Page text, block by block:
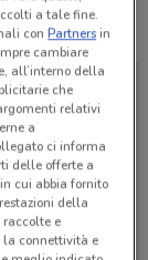
a tale fine.
conPartnersin
cambiare
all’interno della
che
relativi
a
ci informa
delle offerte a
cui abbia fornito
della
raccolte e
la connettività e